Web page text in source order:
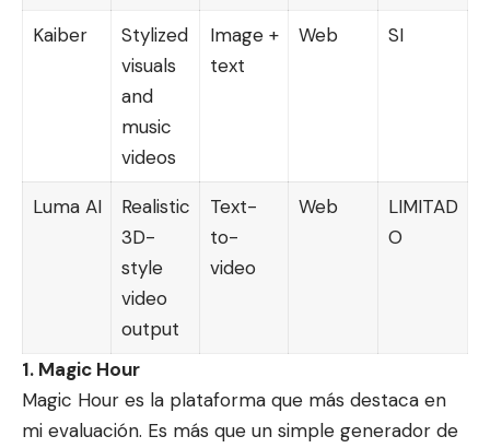
Kaiber
Stylized
visuals
and
music
videos
Image +
text
Web SI
Luma AI
Realistic
3D-
style
video
output
Text-
to-
video
Web
LIMITAD
O
1. Magic Hour
Magic Hour es la plataforma que más destaca en
mi evaluación. Es más que un simple generador de